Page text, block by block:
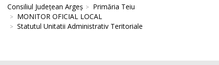
Consiliul Județean Argeș
Primăria Teiu
MONITOR OFICIAL LOCAL
Statutul Unitatii Administrativ Teritoriale